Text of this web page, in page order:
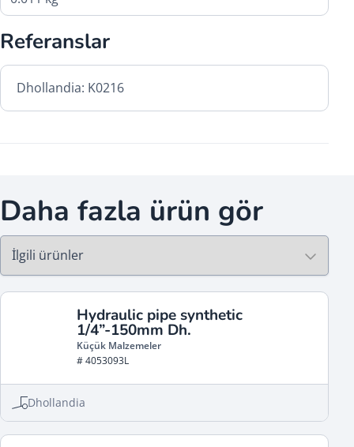
Referanslar
Dhollandia: K0216
Daha fazla ürün gör
Hydraulic pipe synthetic
1/4”-150mm Dh.
Küçük Malzemeler
# 4053093L
Dhollandia